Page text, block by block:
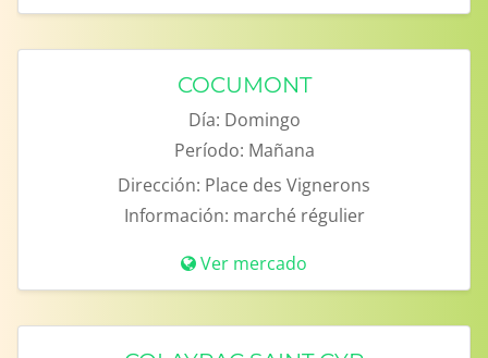
COCUMONT
Día: Domingo
Período: Mañana
Dirección: Place des Vignerons
Información: marché régulier
Ver mercado